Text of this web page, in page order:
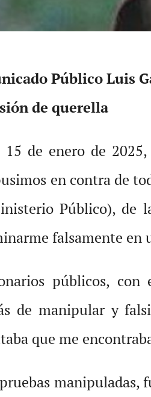
Público Luis
de querella
de enero de
en contra de
Público), de
falsamente en
públicos,
de manipular y
que me
manipuladas,